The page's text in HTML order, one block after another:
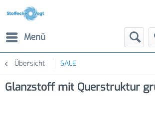
Menü
Übersicht SALE
Glanzstoff mit Querstruktur